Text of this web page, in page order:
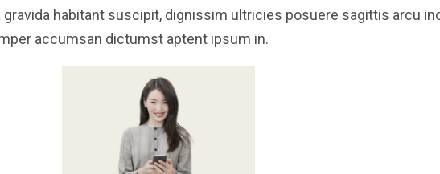
gravida habitant suscipit, dignissim ultricies posuere sagittis arcu
accumsan dictumst aptent ipsum in.